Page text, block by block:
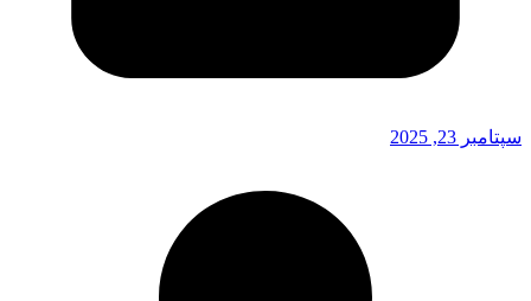
سپتامبر 23, 2025